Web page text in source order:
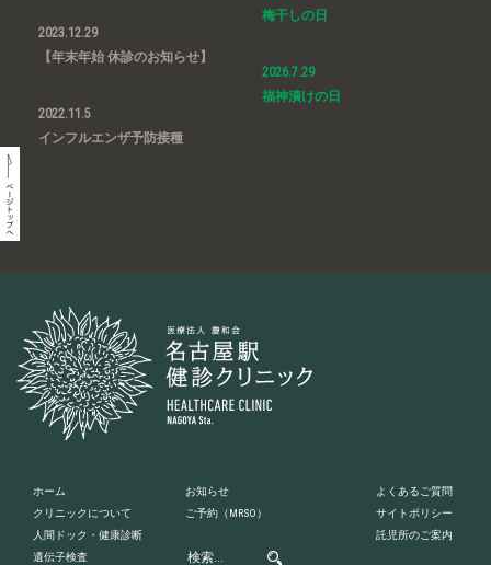
2023.12.29
【年末年始 休診のお知らせ】
2022.11.5
インフルエンザ予防接種
梅干しの日
2026.7.29
福神漬けの日
ホーム
クリニックについて
人間ドック・健康診断
遺伝子検査
お知らせ
ご予約 （MRSO）
よくあるご質問
サイトポリシー
託児所のご案内